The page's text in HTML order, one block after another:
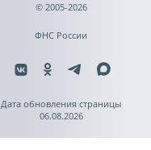
© 2005-2026
ФНС России
Дата обновления страницы
06.08.2026